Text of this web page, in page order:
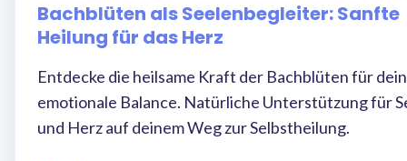
Bachblüten als Seelenbegleiter: Sanfte
Heilung für das Herz
Entdecke die heilsame Kraft der Bachblüten für
emotionale Balance. Natürliche Unterstützung für
und Herz auf deinem Weg zur Selbstheilung.